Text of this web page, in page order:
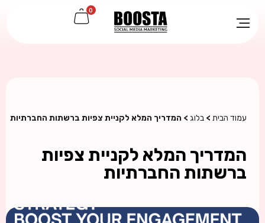
0
עמוד הבית >בלוג > המדריך המלא לקניית צפיות ברשתות החברתיות
המדריך המלא לקניית צפיות
ברשתות החברתיות